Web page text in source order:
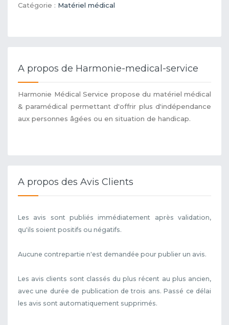
Catégorie : Matériel médical
A propos de Harmonie-medical-service
Harmonie Médical Service propose du matériel médical
& paramédical permettant d'offrir plus d'indépendance
aux personnes âgées ou en situation de handicap.
A propos des Avis Clients
Les avis sont publiés immédiatement après validation,
qu'ils soient positifs ou négatifs.
Aucune contrepartie n'est demandée pour publier un avis.
Les avis clients sont classés du plus récent au plus ancien,
avec une durée de publication de trois ans. Passé ce délai
les avis sont automatiquement supprimés.